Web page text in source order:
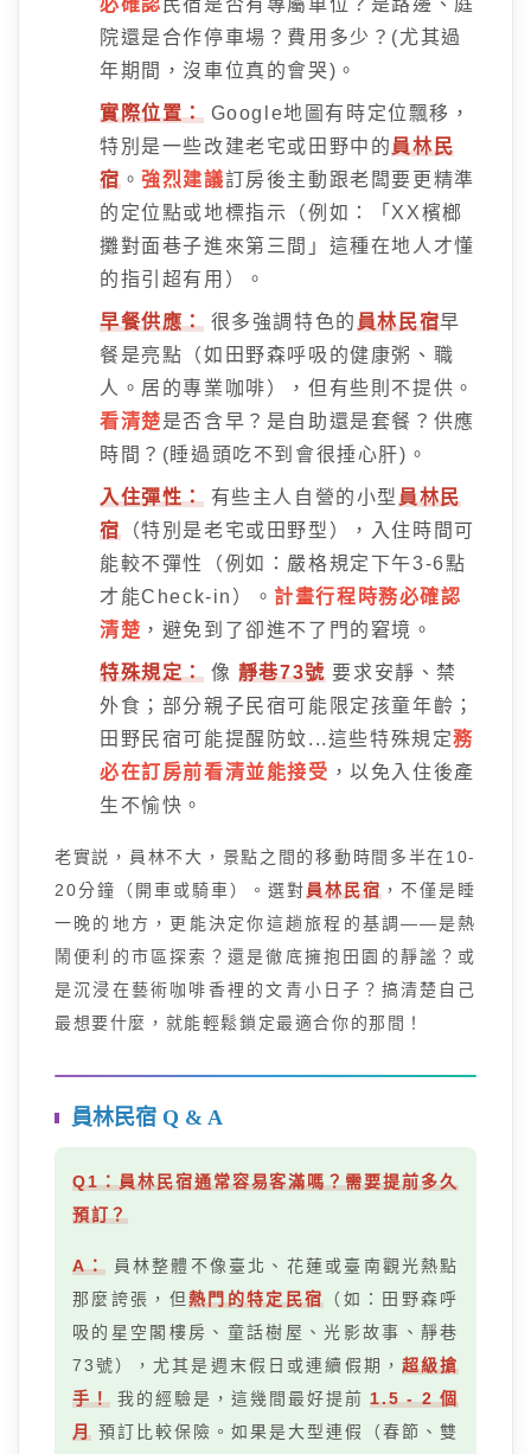
必確認 民宿是否有專屬車位？是路邊、庭
院還是合作停車場？費用多少？(尤其過
年期間，沒車位真的會哭)。
實際位置： Google地圖有時定位飄移，
特別是一些改建老宅或田野中的員林民
宿。強烈建議訂房後主動跟老闆要更精準
的定位點或地標指示（例如：「XX檳榔
攤對面巷子進來第三間」這種在地人才懂
的指引超有用）。
早餐供應： 很多強調特色的員林民宿早
餐是亮點（如田野森呼吸的健康粥、職
人。居的專業咖啡），但有些則不提供。
看清楚是否含早？是自助還是套餐？供應
時間？(睡過頭吃不到會很捶心肝)。
入住彈性： 有些主人自營的小型員林民
宿（特別是老宅或田野型），入住時間可
能較不彈性（例如：嚴格規定下午3-6點
才能Check-in）。 計畫行程時務必確認
清楚 ，避免到了卻進不了門的窘境。
特殊規定： 像 靜巷73號要求安靜、禁
外食；部分親子民宿可能限定孩童年齡；
田野民宿可能提醒防蚊...這些特殊規定務
必在訂房前看清並能接受 ，以免入住後產
生不愉快。
老實説，員林不大，景點之間的移動時間多半在10-
20分鐘（開車或騎車）。選對員林民宿 ，不僅是睡
一晚的地方，更能決定你這趟旅程的基調——是熱
鬧便利的市區探索？還是徹底擁抱田園的靜謐？或
是沉浸在藝術咖啡香裡的文青小日子？搞清楚自己
最想要什麼，就能輕鬆鎖定最適合你的那間！
員林民宿 Q & A
Q1：員林民宿通常容易客滿嗎？需要提前多久
預訂？
A： 員林整體不像臺北、花蓮或臺南觀光熱點
那麼誇張，但熱門的特定民宿 （如：田野森呼
吸的星空閣樓房、童話樹屋、光影故事、靜巷
73號），尤其是週末假日或連續假期，超級搶
手！我的經驗是，這幾間最好提前1.5 - 2 個
月 預訂比較保險。如果是大型連假（春節、雙